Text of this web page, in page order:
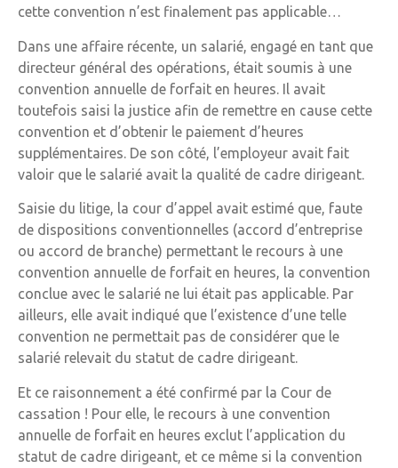
cette convention n’est finalement pas applicable…
Dans une affaire récente, un salarié, engagé en tant que
directeur général des opérations, était soumis à une
convention annuelle de forfait en heures. Il avait
toutefois saisi la justice afin de remettre en cause cette
convention et d’obtenir le paiement d’heures
supplémentaires. De son côté, l’employeur avait fait
valoir que le salarié avait la qualité de cadre dirigeant.
Saisie du litige, la cour d’appel avait estimé que, faute
de dispositions conventionnelles (accord d’entreprise
ou accord de branche) permettant le recours à une
convention annuelle de forfait en heures, la convention
conclue avec le salarié ne lui était pas applicable. Par
ailleurs, elle avait indiqué que l’existence d’une telle
convention ne permettait pas de considérer que le
salarié relevait du statut de cadre dirigeant.
Et ce raisonnement a été confirmé par la Cour de
cassation ! Pour elle, le recours à une convention
annuelle de forfait en heures exclut l’application du
statut de cadre dirigeant, et ce même si la convention